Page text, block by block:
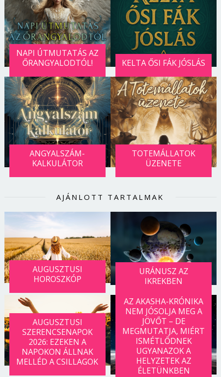
NAPI ÚTMUTATÁS AZ
ŐRANGYALODTÓL!
KELTA ŐSI FÁK JÓSLÁS
ANGYALSZÁM-
KALKULÁTOR
TOTEMÁLLATOK
ÜZENETE
AJÁNLOTT TARTALMAK
AUGUSZTUSI
HOROSZKÓP
URÁNUSZ AZ
IKREKBEN
AUGUSZTUSI
SZERENCSENAPOK
2026: EZEKEN A
NAPOKON ÁLLNAK
MELLÉD A CSILLAGOK
AZ AKASHA-KRÓNIKA
NEM JÓSOLJA MEG A
JÖVŐT – DE
MEGMUTATJA, MIÉRT
ISMÉTLŐDNEK
UGYANAZOK A
HELYZETEK AZ
ÉLETÜNKBEN